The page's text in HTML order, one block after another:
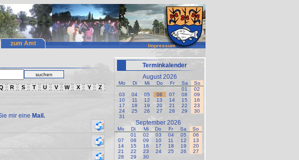
zum Amt Impressum
suchen
R S T U V W X Y Z
mir eine Mail.
Terminkalender
August 2026
Mo Di Mi Do Fr Sa
So
01
02
03
04 05 06 07 08
09
10
11 12 13 14 15
16
17
18 19 20 21 22
23
24
25 26 27 28 29
30
31
September 2026
Mo Di Mi Do Fr Sa
So
01
02 03 04 05
06
07
08 09 10 11 12
13
14
15 16 17 18 19
20
21
22 23 24 25 26
27
28
29 30